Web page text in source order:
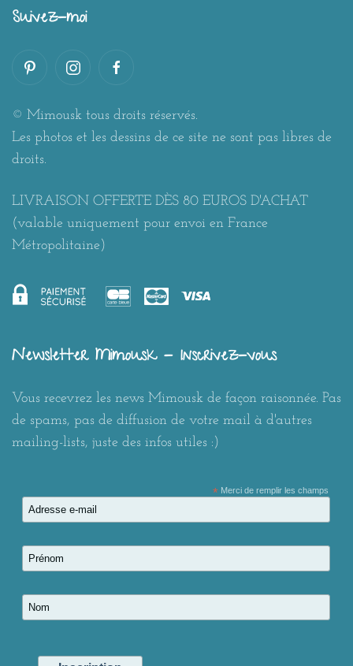
Suivez-moi
© Mimousk tous droits réservés.
Les photos et les dessins de ce site ne sont pas libres de
droits.
LIVRAISON OFFERTE DÈS 80 EUROS D'ACHAT
(valable uniquement pour envoi en France
Métropolitaine)
Newsletter Mimousk - Inscrivez-vous
Vous recevrez les news Mimousk de façon raisonnée. Pas
de spams, pas de diffusion de votre mail à d'autres
mailing-lists, juste des infos utiles :)
*Merci de remplir les champs